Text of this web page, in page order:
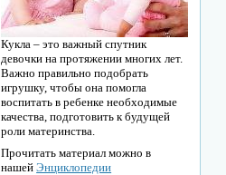
Кукла – это важный спутник
девочки на протяжении многих лет.
Важно правильно подобрать
игрушку, чтобы она помогла
воспитать в ребенке необходимые
качества, подготовить к будущей
роли материнства.
Прочитать материал можно в
нашейЭнциклопедии